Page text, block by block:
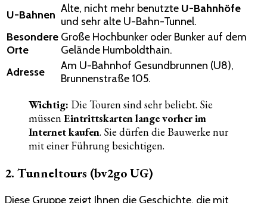
U-Bahnen Alte, nicht mehr benutzte U-Bahnhöfe
und sehr alte U-Bahn-Tunnel.
Besondere
Orte
Große Hochbunker oder Bunker auf dem
Gelände Humboldthain.
Adresse
Am U-Bahnhof Gesundbrunnen (U8),
Brunnenstraße 105.
Wichtig: Die Touren sind sehr beliebt. Sie
müssenEintrittskarten lange vorher im
Internet kaufen. Sie dürfen die Bauwerke nur
mit einer Führung besichtigen.
2. Tunneltours (bv2go UG)
Diese Gruppe zeigt Ihnen die Geschichte, die mit